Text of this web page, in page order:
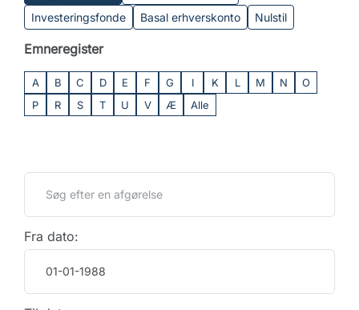
Investeringsfonde
Basal erhverskonto Nulstil
Emneregister
A B C D E F G I K L M N
O
P
R S T U V Æ Alle
Fra dato: